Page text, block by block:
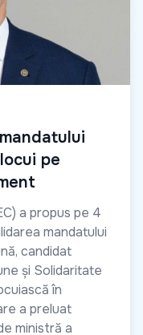
pe
a propus pe 4
mandatului
candidat
și Solidaritate
în
a preluat
ministră a